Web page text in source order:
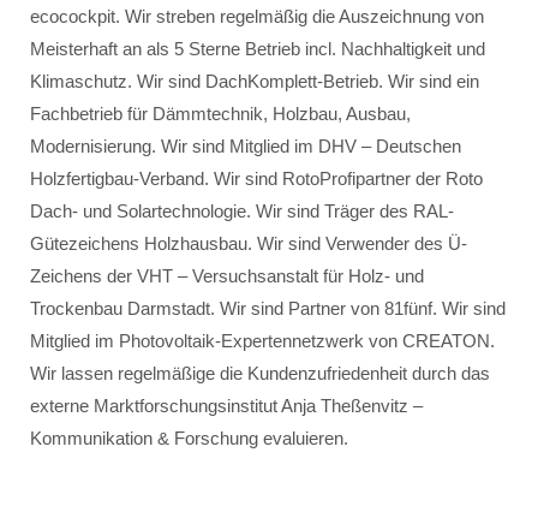
ecocockpit. Wir streben regelmäßig die Auszeichnung von
Meisterhaft an als 5 Sterne Betrieb incl. Nachhaltigkeit und
Klimaschutz. Wir sind DachKomplett-Betrieb. Wir sind ein
Fachbetrieb für Dämmtechnik, Holzbau, Ausbau,
Modernisierung. Wir sind Mitglied im DHV – Deutschen
Holzfertigbau-Verband. Wir sind RotoProfipartner der Roto
Dach- und Solartechnologie. Wir sind Träger des RAL-
Gütezeichens Holzhausbau. Wir sind Verwender des Ü-
Zeichens der VHT – Versuchsanstalt für Holz- und
Trockenbau Darmstadt. Wir sind Partner von 81fünf. Wir sind
Mitglied im Photovoltaik-Expertennetzwerk von CREATON.
Wir lassen regelmäßige die Kundenzufriedenheit durch das
externe Marktforschungsinstitut Anja Theßenvitz –
Kommunikation & Forschung evaluieren.